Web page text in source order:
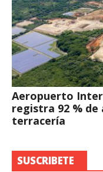
Aeropuerto
registra 92 % de
terracería
SUSCRIBETE